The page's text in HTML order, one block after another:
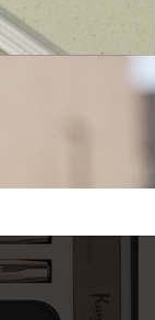
パッションジャーナ
スチューデント
マンスリープランナ
ライフプランナー
アカデミック・プ
サクラコレクション
馬年コレクション
ISSEY MIYAKE | モ
ション
趣味を愛する方へ